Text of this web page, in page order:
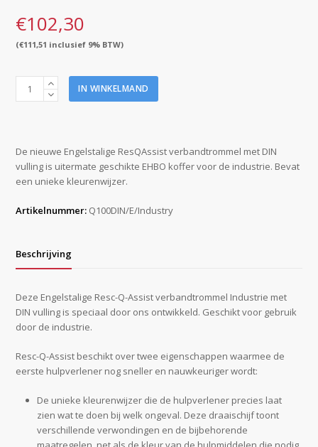
€102,30
(€111,51 inclusief 9% BTW)
Resc-
Q-
kit
Industry
DIN
IN WINKELMAND
De nieuwe Engelstalige ResQAssist verbandtrommel met DIN
vulling is uitermate geschikte EHBO koffer voor de industrie. Bevat
een unieke kleurenwijzer.
Artikelnummer: Q100DIN/E/Industry
Beschrijving
Deze Engelstalige Resc-Q-Assist verbandtrommel Industrie met
DIN vulling is speciaal door ons ontwikkeld. Geschikt voor gebruik
door de industrie.
Resc-Q-Assist beschikt over twee eigenschappen waarmee de
eerste hulpverlener nog sneller en nauwkeuriger wordt:
De unieke kleurenwijzer die de hulpverlener precies laat
zien wat te doen bij welk ongeval. Deze draaischijf toont
verschillende verwondingen en de bijbehorende